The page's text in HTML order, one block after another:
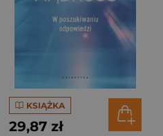
KSIĄŻKA
29,87 zł